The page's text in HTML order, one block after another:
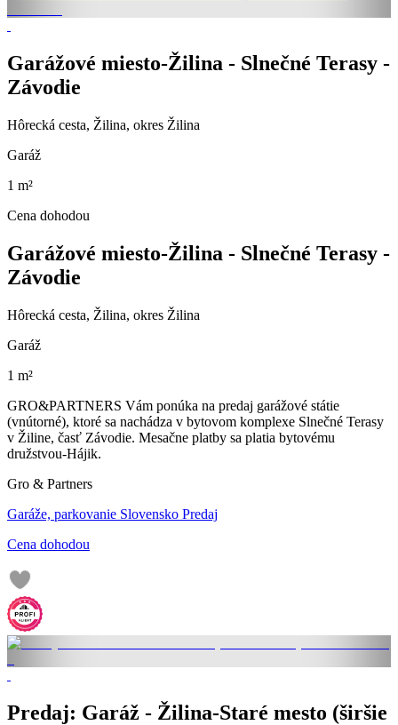
Garážové miesto-Žilina - Slnečné Terasy -
Závodie
Hôrecká cesta, Žilina, okres Žilina
Garáž
1 m²
Cena dohodou
Garážové miesto-Žilina - Slnečné Terasy -
Závodie
Hôrecká cesta, Žilina, okres Žilina
Garáž
1 m²
GRO&PARTNERS Vám ponúka na predaj garážové státie
(vnútorné), ktoré sa nachádza v bytovom komplexe Slnečné Terasy
v Žiline, časť Závodie. Mesačne platby sa platia bytovému
družstvou-Hájik.
Gro & Partners
Garáže, parkovanie Slovensko Predaj
Cena dohodou
Predaj: Garáž - Žilina-Staré mesto (širšie